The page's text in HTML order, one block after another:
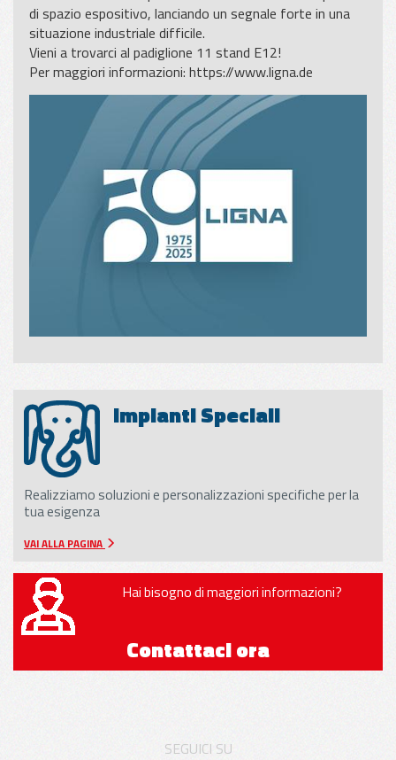
di spazio espositivo, lanciando un segnale forte in una
situazione industriale difficile.
Vieni a trovarci al padiglione 11 stand E12!
Per maggiori informazioni: https://www.ligna.de
Impianti Speciali
Realizziamo soluzioni e personalizzazioni specifiche per la
tua esigenza
VAI ALLA PAGINA
Hai bisogno di maggiori informazioni?
Contattaci ora
SEGUICI SU